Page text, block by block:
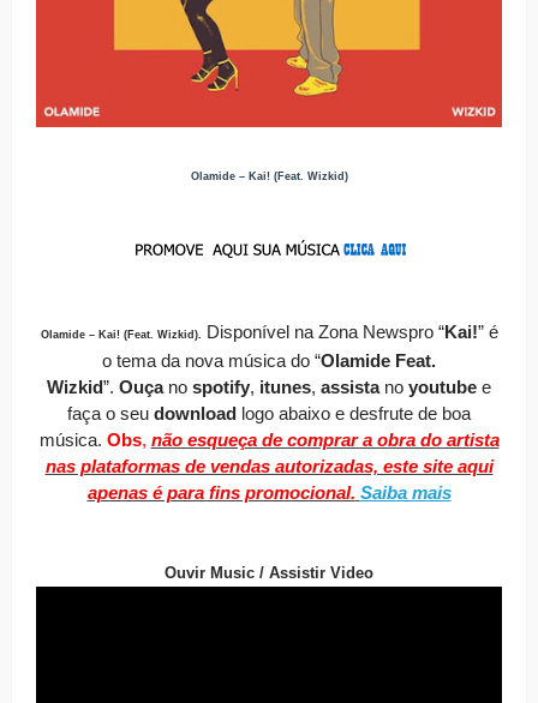
Olamide – Kai! (Feat. Wizkid)
Olamide – Kai! (Feat. Wizkid). Disponível na Zona Newspro “Kai!” é
o tema da nova música do “Olamide Feat.
Wizkid”. Ouçano spotify, itunes, assistano youtube e
faça o seu download logo abaixo e desfrute de boa
música. Obs, não esqueça de comprar a obra do artista
nas plataformas de vendas autorizadas, este site aqui
apenas é para fins promocional. Saiba mais
Ouvir Music / Assistir Video